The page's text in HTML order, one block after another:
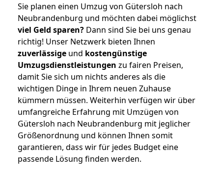
Sie planen einen Umzug von Gütersloh nach
Neubrandenburg und möchten dabei möglichst
viel Geld sparen? Dann sind Sie bei uns genau
richtig! Unser Netzwerk bieten Ihnen
zuverlässige und kostengünstige
Umzugsdienstleistungen zu fairen Preisen,
damit Sie sich um nichts anderes als die
wichtigen Dinge in Ihrem neuen Zuhause
kümmern müssen. Weiterhin verfügen wir über
umfangreiche Erfahrung mit Umzügen von
Gütersloh nach Neubrandenburg mit jeglicher
Größenordnung und können Ihnen somit
garantieren, dass wir für jedes Budget eine
passende Lösung finden werden.